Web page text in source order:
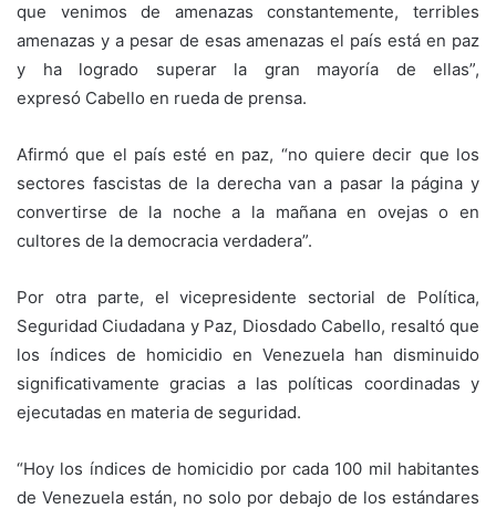
que venimos de amenazas constantemente, terribles
amenazas y a pesar de esas amenazas el país está en paz
y ha logrado superar la gran mayoría de ellas”,
expresó Cabello en rueda de prensa.
Afirmó que el país esté en paz, “no quiere decir que los
sectores fascistas de la derecha van a pasar la página y
convertirse de la noche a la mañana en ovejas o en
cultores de la democracia verdadera”.
Por otra parte, el vicepresidente sectorial de Política,
Seguridad Ciudadana y Paz, Diosdado Cabello, resaltó que
los índices de homicidio en Venezuela han disminuido
significativamente gracias a las políticas coordinadas y
ejecutadas en materia de seguridad.
“Hoy los índices de homicidio por cada 100 mil habitantes
de Venezuela están, no solo por debajo de los estándares